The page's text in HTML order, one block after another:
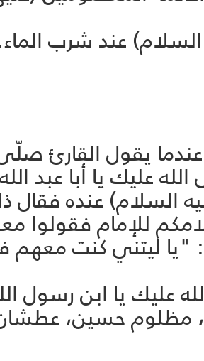
عند شرب الماء. (برعم: 24،
يقول القارئ
عليك يا أبا عبد
السلام) عنده
للإمام فقولوا
"يا ليتني كنت معهم
عليك يا ابن رسول
مظلوم حسين،